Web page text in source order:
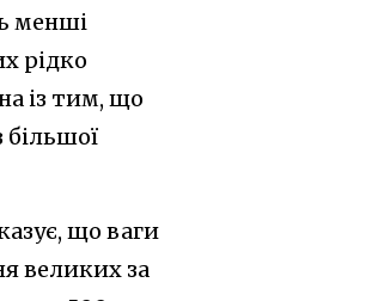
менші
рідко
із тим, що
більшої
що ваги
великих за